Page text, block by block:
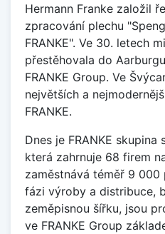
Hermann Franke založil
zpracování plechu
FRANKE". Ve 30. letech
přestěhovala do
FRANKE Group. Ve
největších a
FRANKE.
Dnes je FRANKE
která zahrnuje 68 firem
zaměstnává téměř 9
fázi výroby a distribuce,
zeměpisnou šířku, jsou
ve FRANKE Group